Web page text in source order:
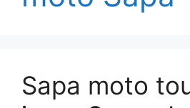
Sapa moto